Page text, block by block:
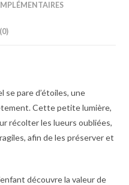
se pare d’étoiles, une
Cette petite lumière,
récolter les lueurs oubliées,
afin de les préserver et
découvre la valeur de